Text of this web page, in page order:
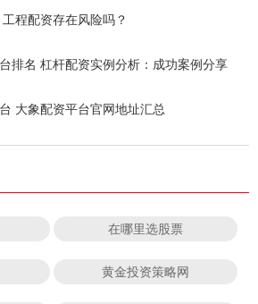
程配资存在风险吗？
排名 杠杆配资实例分析：成功案例分享
大象配资平台官网地址汇总
在哪里选股票
黄金投资策略网